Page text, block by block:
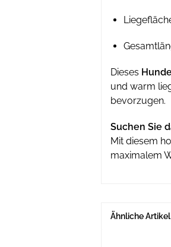
Dieses
und warm
bevorzugen.
Suchen Sie
Mit diesem
maximalem
Ähnliche Artikel